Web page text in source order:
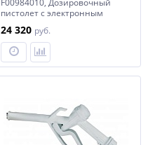
F00984010, Дозировочный
пистолет с электронным
ожлаждающей жидкости, с
гиб
24 320 руб.